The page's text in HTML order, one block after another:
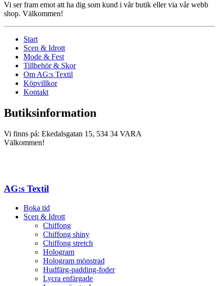
Vi ser fram emot att ha dig som kund i vår butik eller via vår webb
shop. Välkommen!
Start
Scen & Idrott
Mode & Fest
Tillbehör & Skor
Om AG:s Textil
Köpvillkor
Kontakt
Butiksinformation
Vi finns på: Ekedalsgatan 15, 534 34 VARA
Välkommen!
AG:s Textil
Boka tid
Scen & Idrott
Chiffong
Chiffong shiny
Chiffong stretch
Hologram
Hologram mönstrad
Hudfärg-padding-foder
Lycra enfärgade